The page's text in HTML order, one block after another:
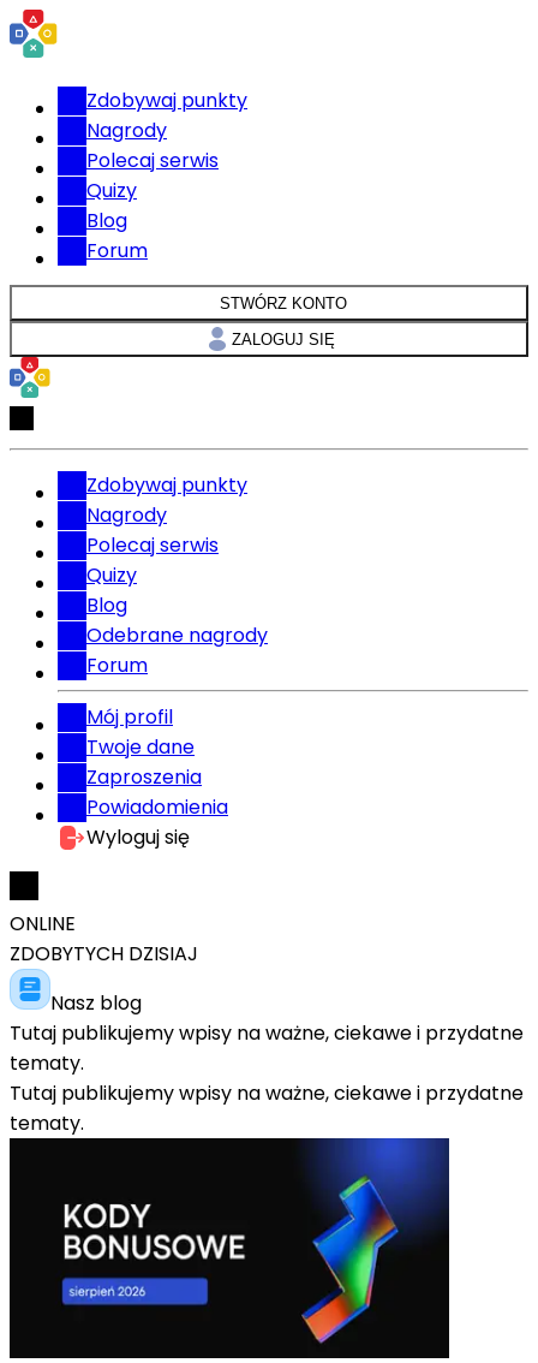
Zdobywaj punkty
Nagrody
Polecaj serwis
Quizy
Blog
Forum
STWÓRZ KONTO
ZALOGUJ SIĘ
Zdobywaj punkty
Nagrody
Polecaj serwis
Quizy
Blog
Odebrane nagrody
Forum
Mój profil
Twoje dane
Zaproszenia
Powiadomienia
Wyloguj się
ONLINE
ZDOBYTYCH DZISIAJ
Nasz blog
Tutaj publikujemy wpisy na ważne, ciekawe i przydatne
tematy.
Tutaj publikujemy wpisy na ważne, ciekawe i przydatne
tematy.